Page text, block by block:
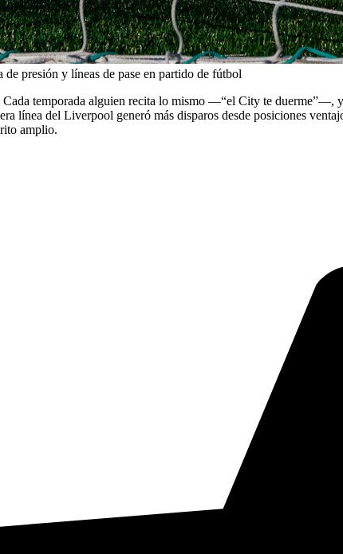
de presión y líneas de pase en partido de fútbol
temporada alguien recita lo mismo —“el City te duerme”—,
línea del Liverpool generó más disparos desde posiciones
amplio.